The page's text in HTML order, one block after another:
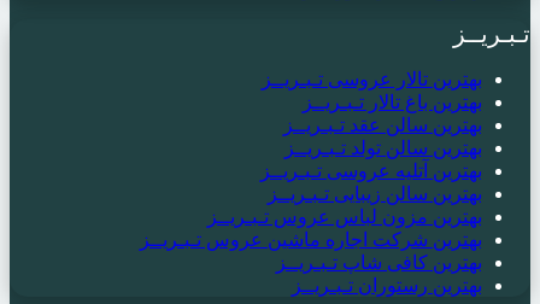
تـبـریــز
بهترین تالار عروسی تـبـریــز
بهترین باغ تالار تـبـریــز
بهترین سالن عقد تـبـریــز
بهترین سالن تولد تـبـریــز
بهترین آتلیه عروسی تـبـریــز
بهترین سالن زیبایی تـبـریــز
بهترین مزون لباس عروس تـبـریــز
بهترین شرکت اجاره ماشین عروس تـبـریــز
بهترین کافی شاپ تـبـریــز
بهترین رستوران تـبـریــز